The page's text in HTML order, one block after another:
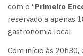
com o “Primeiro
reservado a apenas
gastronomia local.
Com início às 20h30,